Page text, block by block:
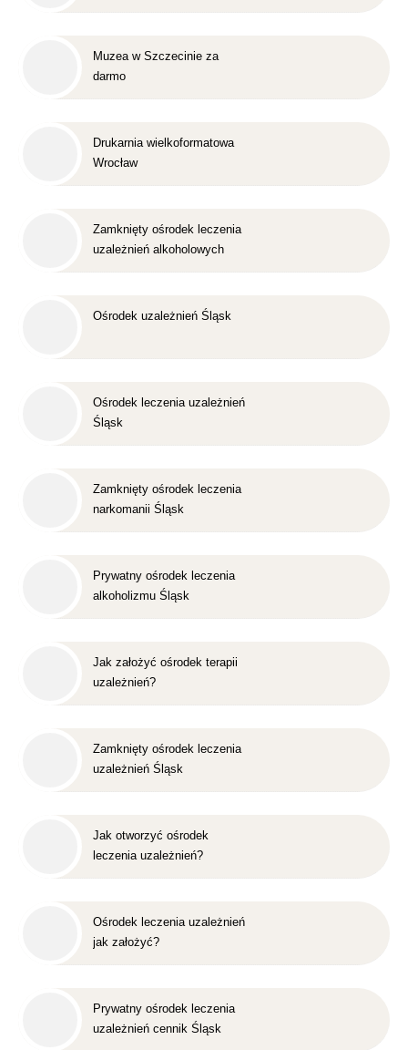
Muzea w Szczecinie za
darmo
Drukarnia wielkoformatowa
Wrocław
Zamknięty ośrodek leczenia
uzależnień alkoholowych
Ośrodek uzależnień Śląsk
Ośrodek leczenia uzależnień
Śląsk
Zamknięty ośrodek leczenia
narkomanii Śląsk
Prywatny ośrodek leczenia
alkoholizmu Śląsk
Jak założyć ośrodek terapii
uzależnień?
Zamknięty ośrodek leczenia
uzależnień Śląsk
Jak otworzyć ośrodek
leczenia uzależnień?
Ośrodek leczenia uzależnień
jak założyć?
Prywatny ośrodek leczenia
uzależnień cennik Śląsk